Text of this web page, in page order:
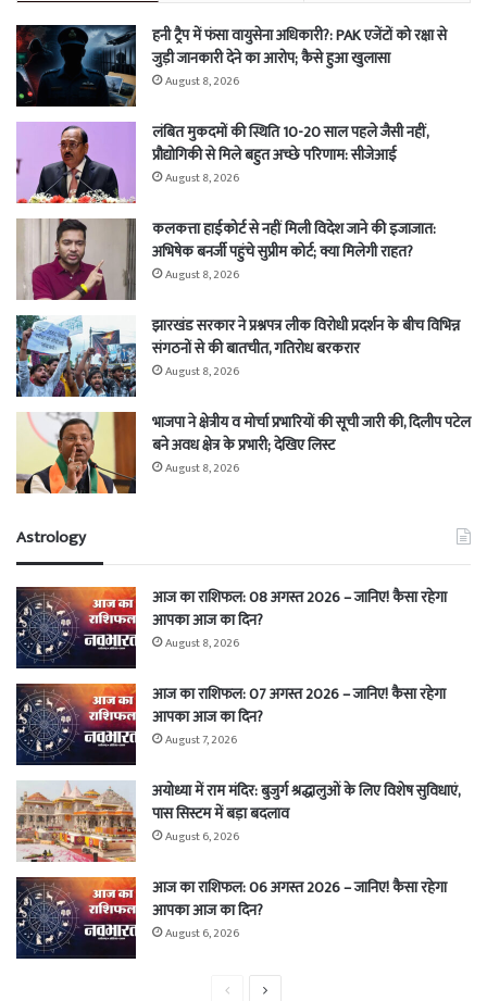
हनी ट्रैप में फंसा वायुसेना अधिकारी?: PAK एजेंटों को रक्षा से
जुड़ी जानकारी देने का आरोप; कैसे हुआ खुलासा
August 8, 2026
लंबित मुकदमों की स्थिति 10-20 साल पहले जैसी नहीं,
प्रौद्योगिकी से मिले बहुत अच्छे परिणाम: सीजेआई
August 8, 2026
कलकत्ता हाईकोर्ट से नहीं मिली विदेश जाने की इजाजात:
अभिषेक बनर्जी पहुंचे सुप्रीम कोर्ट; क्या मिलेगी राहत?
August 8, 2026
झारखंड सरकार ने प्रश्नपत्र लीक विरोधी प्रदर्शन के बीच विभिन्न
संगठनों से की बातचीत, गतिरोध बरकरार
August 8, 2026
भाजपा ने क्षेत्रीय व मोर्चा प्रभारियों की सूची जारी की, दिलीप पटेल
बने अवध क्षेत्र के प्रभारी; देखिए लिस्ट
August 8, 2026
Astrology
आज का राशिफल: 08 अगस्त 2026 – जानिए! कैसा रहेगा
आपका आज का दिन?
August 8, 2026
आज का राशिफल: 07 अगस्त 2026 – जानिए! कैसा रहेगा
आपका आज का दिन?
August 7, 2026
अयोध्या में राम मंदिर: बुजुर्ग श्रद्धालुओं के लिए विशेष सुविधाएं,
पास सिस्टम में बड़ा बदलाव
August 6, 2026
आज का राशिफल: 06 अगस्त 2026 – जानिए! कैसा रहेगा
आपका आज का दिन?
August 6, 2026
PreviousNext